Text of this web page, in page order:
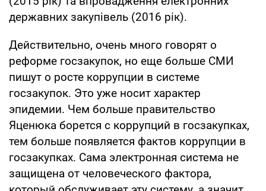
державних закупівель (2016 рік).
Действительно, очень много говорят о
реформе госзакупок, но еще больше СМИ
пишут о росте коррупции в системе
госзакупок. Это уже носит характер
эпидемии. Чем больше правительство
Яценюка борется с коррупций в госзакупках,
тем больше появляется фактов коррупции в
госзакупках. Сама электронная система не
защищена от человеческого фактора,